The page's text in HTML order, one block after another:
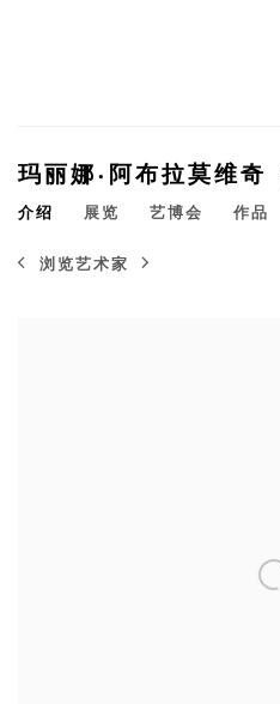
玛丽娜·阿布拉莫维奇
介绍 展览 艺博会 作品
浏览艺术家